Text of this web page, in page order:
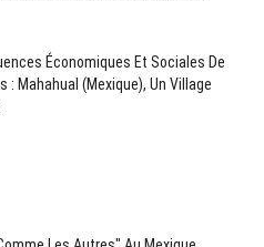
Économiques Et Sociales De
: Mahahual (Mexique), Un Village